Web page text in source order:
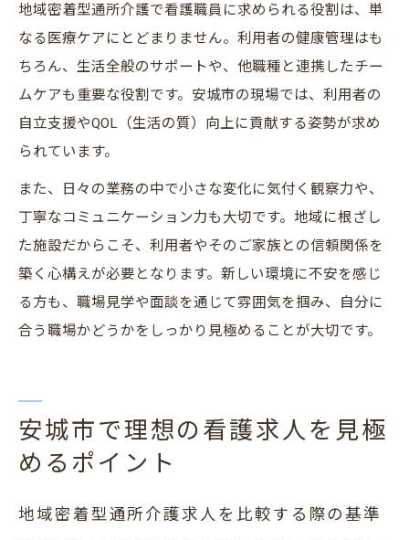
地域密着型通所介護で看護職員に求められる役割は、単
なる医療ケアにとどまりません。利用者の健康管理はも
ちろん、生活全般のサポートや、他職種と連携したチー
ムケアも重要な役割です。安城市の現場では、利用者の
自立支援やQOL（生活の質）向上に貢献する姿勢が求め
られています。
また、日々の業務の中で小さな変化に気付く観察力や、
丁寧なコミュニケーション力も大切です。地域に根ざし
た施設だからこそ、利用者やそのご家族との信頼関係を
築く心構えが必要となります。新しい環境に不安を感じ
る方も、職場見学や面談を通じて雰囲気を掴み、自分に
合う職場かどうかをしっかり見極めることが大切です。
安城市で理想の看護求人を見極
めるポイント
地域密着型通所介護求人を比較する際の基準